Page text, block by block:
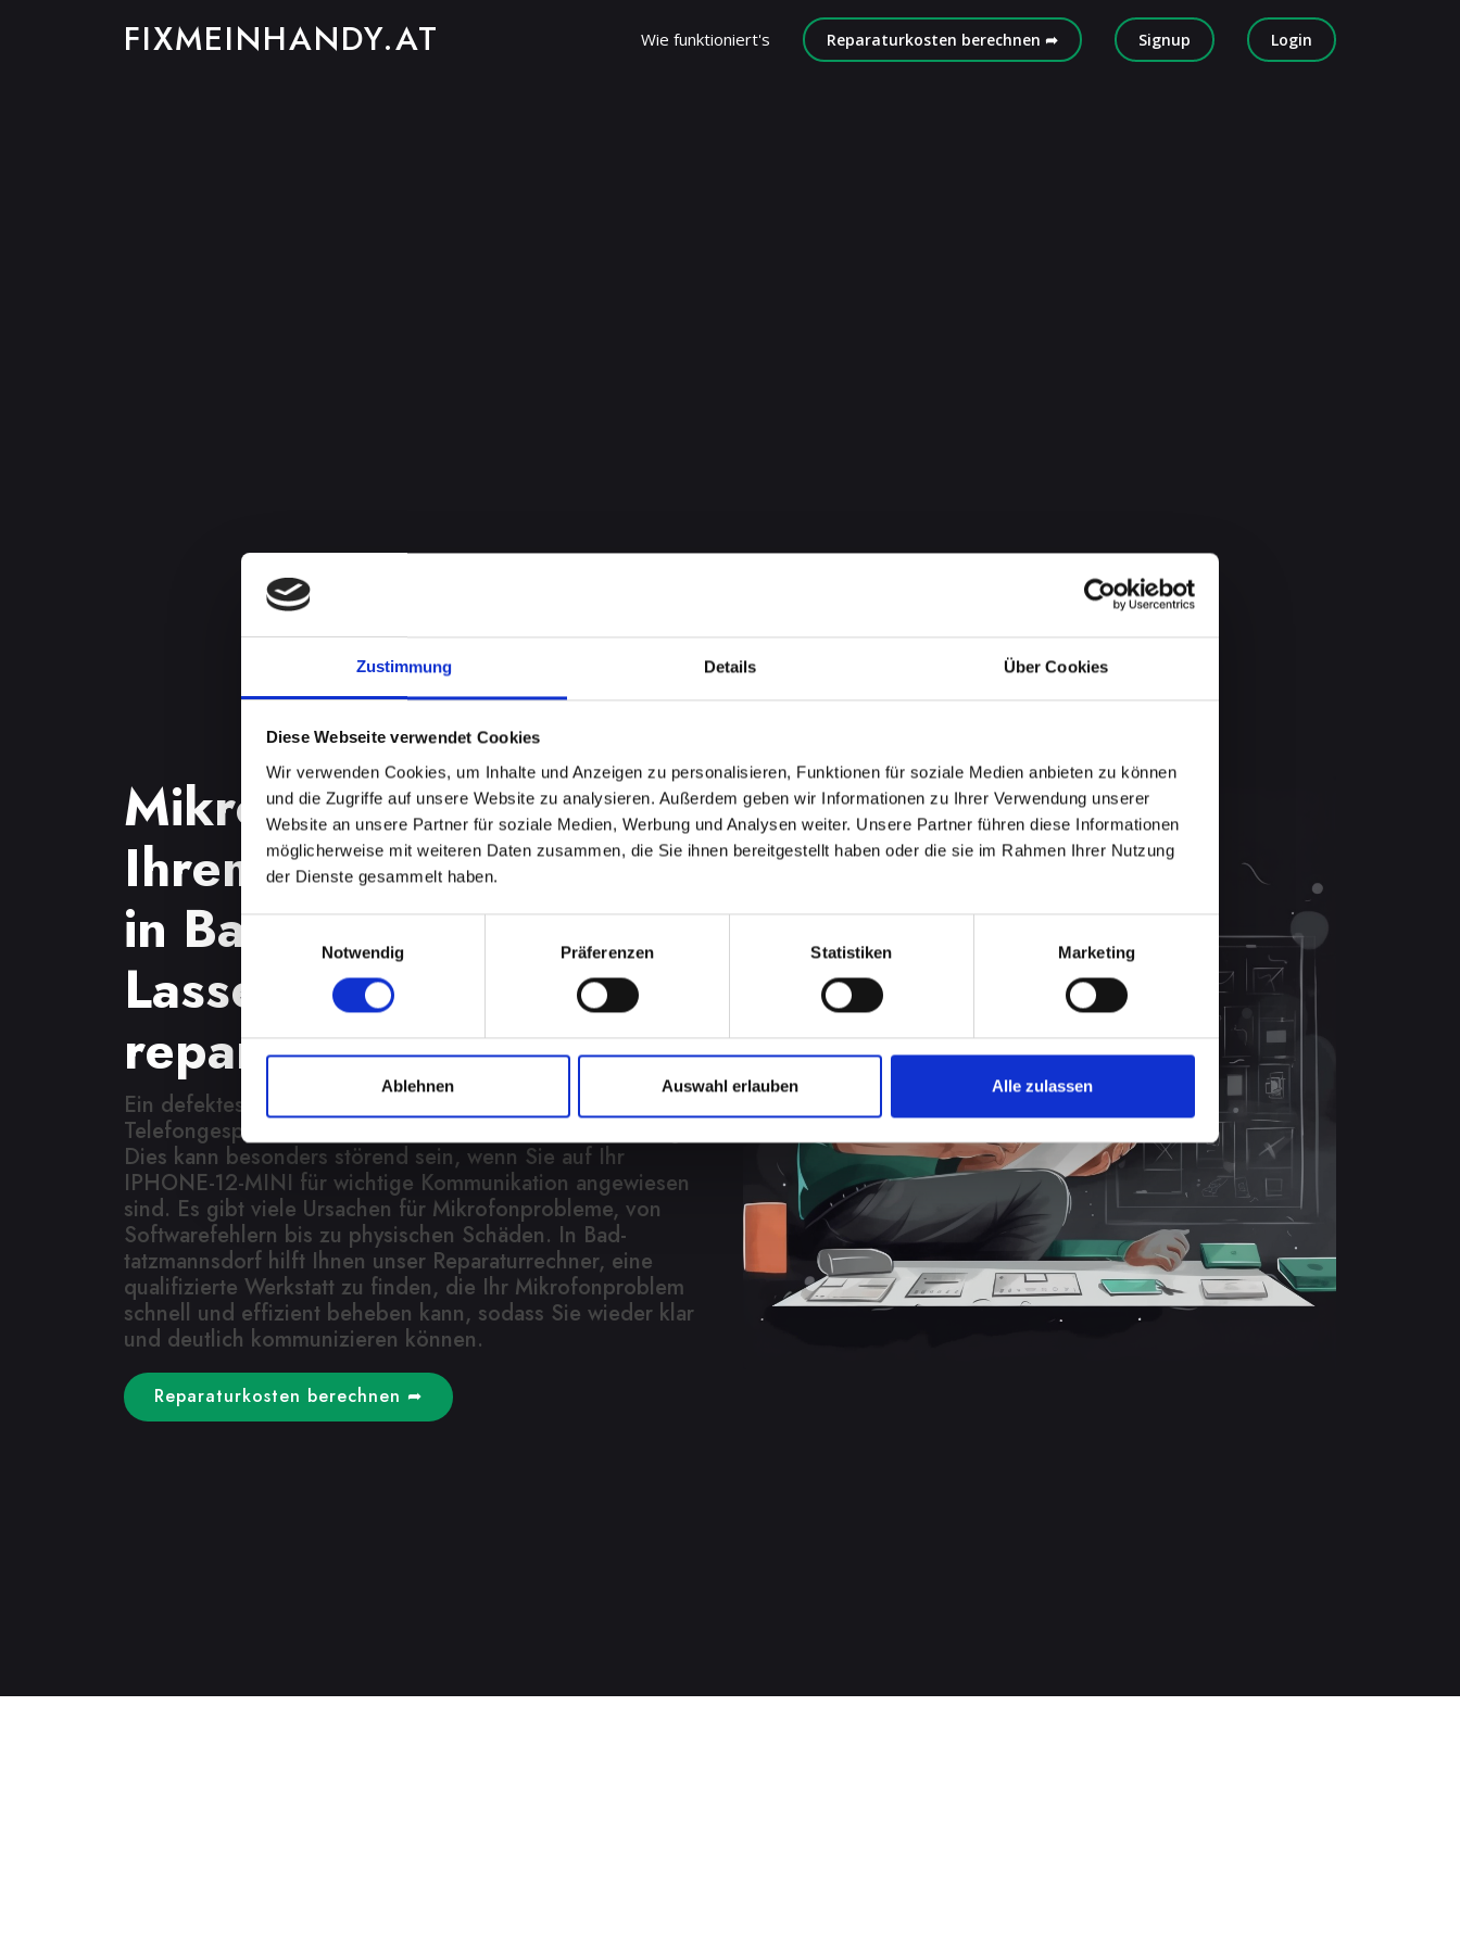
Zustimmung Details Über Cookies
Diese Webseite verwendet Cookies
Wir verwenden Cookies, um Inhalte und Anzeigen zu personalisieren, Funktionen für soziale Medien anbieten zu können
und die Zugriffe auf unsere Website zu analysieren. Außerdem geben wir Informationen zu Ihrer Verwendung unserer
Website an unsere Partner für soziale Medien, Werbung und Analysen weiter. Unsere Partner führen diese Informationen
möglicherweise mit weiteren Daten zusammen, die Sie ihnen bereitgestellt haben oder die sie im Rahmen Ihrer Nutzung
der Dienste gesammelt haben.
Einwilligungsauswahl
Notwendig
Präferenzen Statistiken Marketing
Ablehnen Auswahl erlauben Alle zulassen
FIXMEINHANDY.AT Wie funktioniert's Reparaturkosten berechnen ➦ Signup Login
Mikrofondefekt bei
Ihrem IPHONE-12-MINI
in Bad-tatzmannsdorf?
Lassen Sie es jetzt
reparieren
Ein defektes Mikrofon kann Ihre Fähigkeit, an
Telefongesprächen teilzunehmen, erheblich beeinträchtigen.
Dies kann besonders störend sein, wenn Sie auf Ihr
IPHONE-12-MINI für wichtige Kommunikation angewiesen
sind. Es gibt viele Ursachen für Mikrofonprobleme, von
Softwarefehlern bis zu physischen Schäden. In Bad-
tatzmannsdorf hilft Ihnen unser Reparaturrechner, eine
qualifizierte Werkstatt zu finden, die Ihr Mikrofonproblem
schnell und effizient beheben kann, sodass Sie wieder klar
und deutlich kommunizieren können.
Reparaturkosten berechnen ➦